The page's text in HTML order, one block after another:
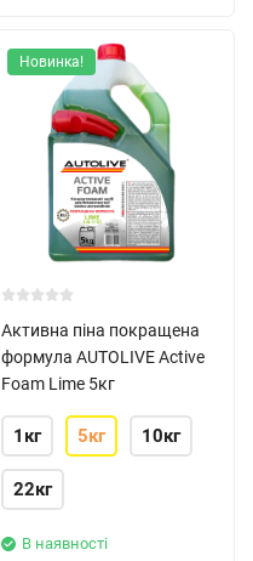
Новинка!
Активна піна покращена
формула AUTOLIVE Active
Foam Lime 5кг
1кг 5кг 10кг
22кг
В наявності